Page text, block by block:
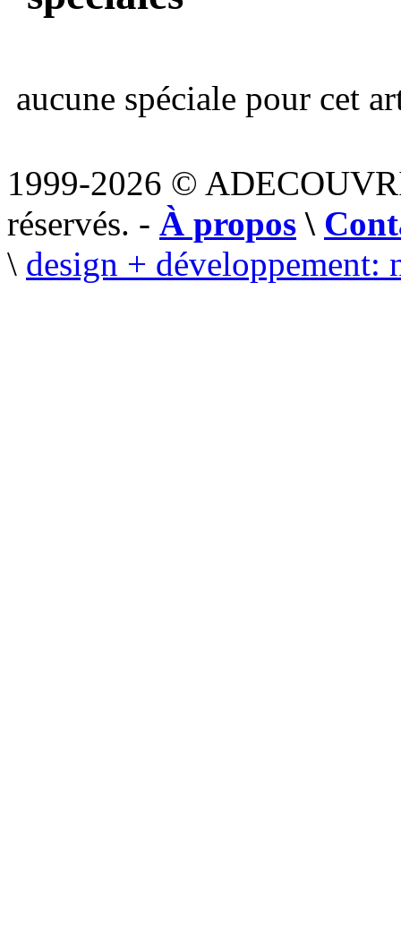
aucune spéciale pour cet
1999-2026 ©
réservés. - À propos \
\ design + développement: